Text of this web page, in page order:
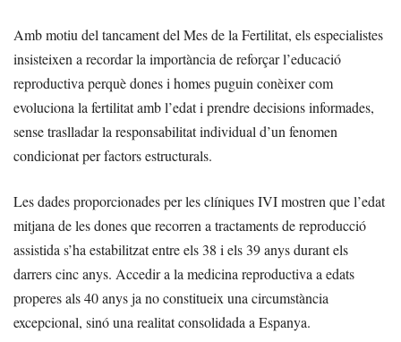
Amb motiu del tancament del Mes de la Fertilitat, els especialistes
insisteixen a recordar la importància de reforçar l’educació
reproductiva perquè dones i homes puguin conèixer com
evoluciona la fertilitat amb l’edat i prendre decisions informades,
sense traslladar la responsabilitat individual d’un fenomen
condicionat per factors estructurals.
Les dades proporcionades per les clíniques IVI mostren que l’edat
mitjana de les dones que recorren a tractaments de reproducció
assistida s’ha estabilitzat entre els 38 i els 39 anys durant els
darrers cinc anys. Accedir a la medicina reproductiva a edats
properes als 40 anys ja no constitueix una circumstància
excepcional, sinó una realitat consolidada a Espanya.